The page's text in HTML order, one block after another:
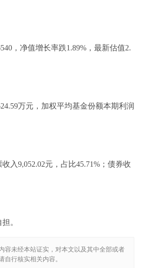
，净值增长率跌1.89%，最新估值2.
万元，加权平均基金份额本期利润
入9,052.02元，占比45.71%；债券收
。
容未经本站证实，对本文以及其中全部或者
行核实相关内容。